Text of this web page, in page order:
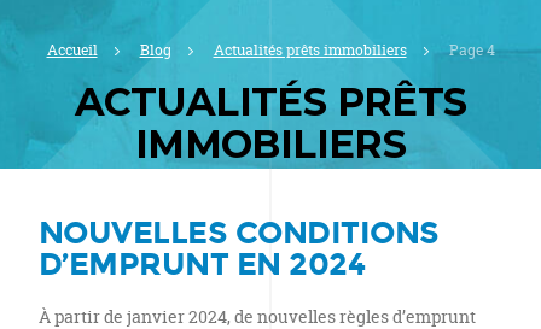
Accueil Blog Actualités prêts immobiliers Page 4
ACTUALITÉS PRÊTS
IMMOBILIERS
NOUVELLES CONDITIONS
D’EMPRUNT EN 2024
À partir de janvier 2024, de nouvelles règles d’emprunt